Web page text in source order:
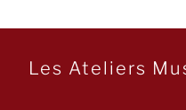
Les Ateliers